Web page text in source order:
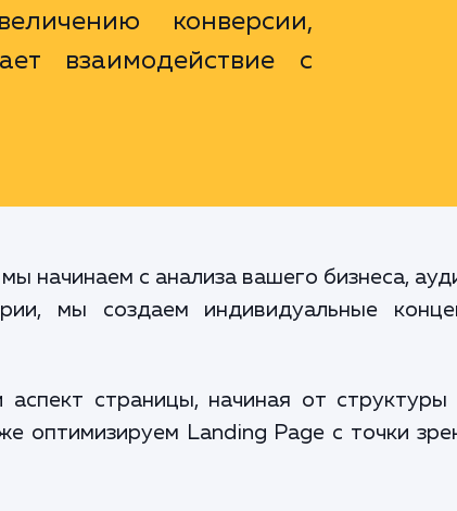
конверсии,
взаимодействие с
начинаем с анализа вашего бизнеса,
мы создаем индивидуальные
страницы, начиная от структуры
оптимизируем Landing Page с точки